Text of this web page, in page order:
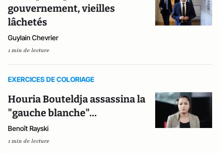
gouvernement, vieilles
lâchetés
Guylain Chevrier
1 min de lecture
EXERCICES DE COLORIAGE
Houria Bouteldja assassina la
"gauche blanche"…
Benoît Rayski
1 min de lecture